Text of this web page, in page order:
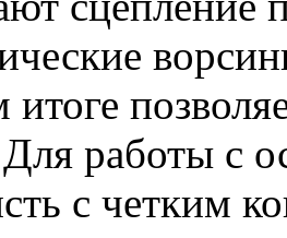
работы с
с четким